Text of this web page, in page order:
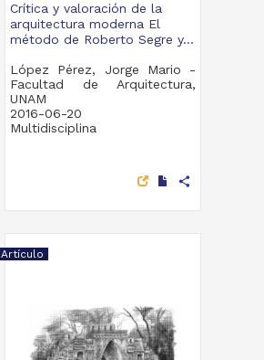
Crítica y valoración de la
arquitectura moderna El
método de Roberto Segre y...
López Pérez, Jorge Mario -
Facultad de Arquitectura,
UNAM
2016-06-20
Multidisciplina
share
Artículo